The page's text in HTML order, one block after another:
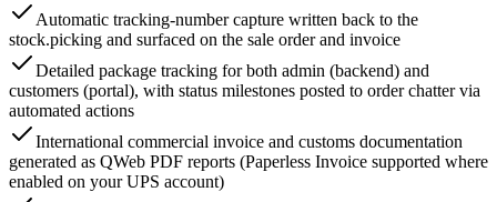
Automatic tracking-number capture written back to the
stock.picking and surfaced on the sale order and invoice
Detailed package tracking for both admin (backend) and
customers (portal), with status milestones posted to order chatter via
automated actions
International commercial invoice and customs documentation
generated as QWeb PDF reports (Paperless Invoice supported where
enabled on your UPS account)